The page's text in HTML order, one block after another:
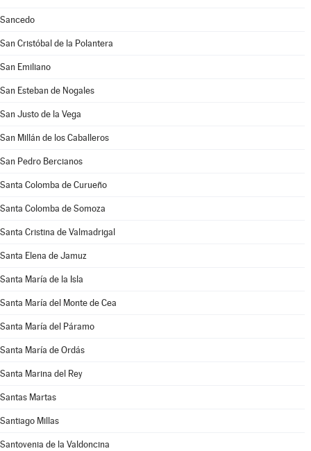
Sancedo
San Cristóbal de la Polantera
San Emiliano
San Esteban de Nogales
San Justo de la Vega
San Millán de los Caballeros
San Pedro Bercianos
Santa Colomba de Curueño
Santa Colomba de Somoza
Santa Cristina de Valmadrigal
Santa Elena de Jamuz
Santa María de la Isla
Santa María del Monte de Cea
Santa María del Páramo
Santa María de Ordás
Santa Marina del Rey
Santas Martas
Santiago Millas
Santovenia de la Valdoncina